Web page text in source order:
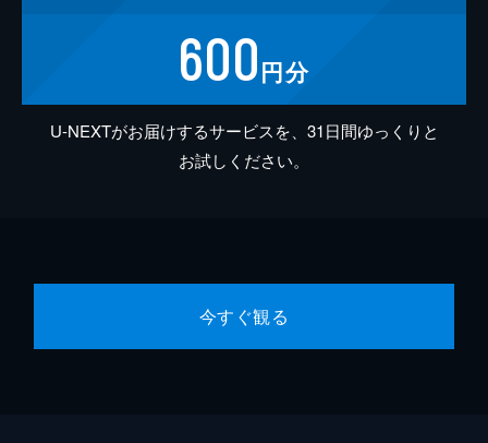
600円分
U-NEXTがお届けするサービスを、31日間ゆっくりと
お試しください。
今すぐ観る